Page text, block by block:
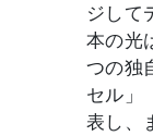
ジして
本の光
つの独
セル」
表し、